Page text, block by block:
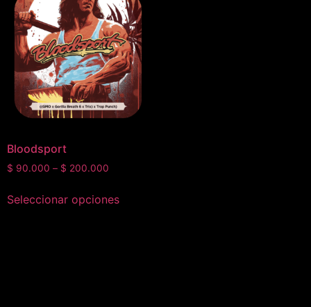
Bloodsport
$ 90.000 – $ 200.000
Seleccionar opciones